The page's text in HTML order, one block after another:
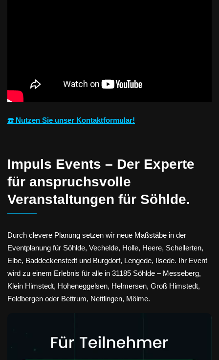
☎️ Nutzen Sie unser Kontaktformular!
Impuls Events – Der Experte
für anspruchsvolle
Veranstaltungen für Söhlde.
Durch clevere Planung setzen wir neue Maßstäbe in der
Eventplanung für Söhlde, Vechelde, Holle, Heere, Schellerten,
Elbe, Baddeckenstedt und Burgdorf, Lengede, Ilsede. Ihr Event
wird zu einem Erlebnis für alle in 31185 Söhlde – Messeberg,
Klein Himstedt, Hoheneggelsen, Helmersen, Groß Himstedt,
Feldbergen oder Bettrum, Nettlingen, Mölme.